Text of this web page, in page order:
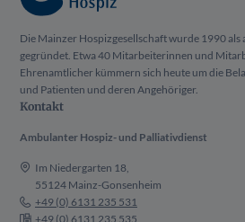
Die Mainzer Hospizgesellschaft wurde 1990 als
gegründet. Etwa 40 Mitarbeiterinnen und
Ehrenamtlicher kümmern sich heute um die
und Patienten und deren Angehöriger.
Kontakt
Ambulanter Hospiz- und Palliativdienst
Im Niedergarten 18,
55124 Mainz-Gonsenheim
+49 (0) 6131 235 531
+49 (0) 6131 235 535